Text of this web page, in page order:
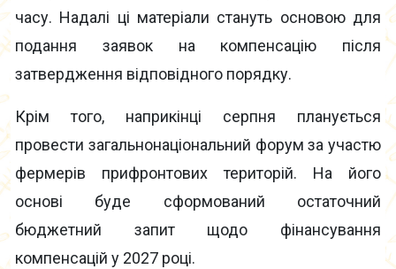
часу. Надалі ці матеріали стануть основою для
подання заявок на компенсацію після
затвердження відповідного порядку.
Крім того, наприкінці серпня планується
провести загальнонаціональний форум за участю
фермерів прифронтових територій. На його
основі буде сформований остаточний
бюджетний запит щодо фінансування
компенсацій у 2027 році.